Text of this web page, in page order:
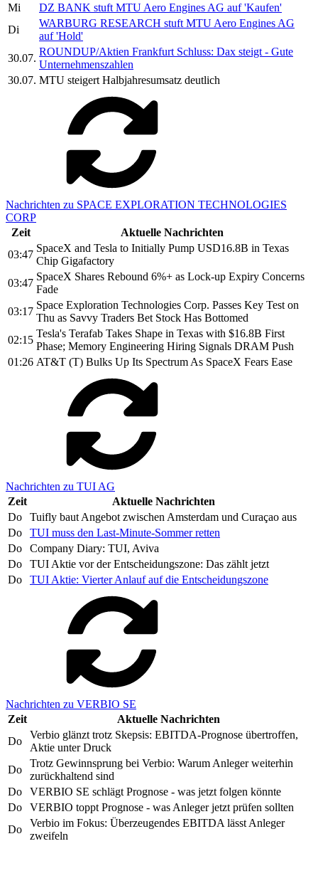
Mi
DZ BANK stuft MTU Aero Engines AG auf 'Kaufen'
Di
WARBURG RESEARCH stuft MTU Aero Engines AG
auf 'Hold'
30.07.
ROUNDUP/Aktien Frankfurt Schluss: Dax steigt - Gute
Unternehmenszahlen
30.07. MTU steigert Halbjahresumsatz deutlich
Nachrichten zu SPACE EXPLORATION TECHNOLOGIES
CORP
Zeit
Aktuelle Nachrichten
03:47
SpaceX and Tesla to Initially Pump USD16.8B in Texas
Chip Gigafactory
03:47
SpaceX Shares Rebound 6%+ as Lock-up Expiry Concerns
Fade
03:17
Space Exploration Technologies Corp. Passes Key Test on
Thu as Savvy Traders Bet Stock Has Bottomed
02:15
Tesla's Terafab Takes Shape in Texas with $16.8B First
Phase; Memory Engineering Hiring Signals DRAM Push
01:26 AT&T (T) Bulks Up Its Spectrum As SpaceX Fears Ease
Nachrichten zu TUI AG
Zeit
Aktuelle Nachrichten
Do
Tuifly baut Angebot zwischen Amsterdam und Curaçao aus
Do
TUI muss den Last-Minute-Sommer retten
Do
Company Diary: TUI, Aviva
Do
TUI Aktie vor der Entscheidungszone: Das zählt jetzt
Do
TUI Aktie: Vierter Anlauf auf die Entscheidungszone
Nachrichten zu VERBIO SE
Zeit
Aktuelle Nachrichten
Do
Verbio glänzt trotz Skepsis: EBITDA-Prognose übertroffen,
Aktie unter Druck
Do
Trotz Gewinnsprung bei Verbio: Warum Anleger weiterhin
zurückhaltend sind
Do
VERBIO SE schlägt Prognose - was jetzt folgen könnte
Do
VERBIO toppt Prognose - was Anleger jetzt prüfen sollten
Do
Verbio im Fokus: Überzeugendes EBITDA lässt Anleger
zweifeln